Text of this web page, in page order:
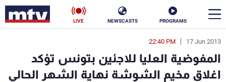
PROGRAMS
NEWSCASTS
LIVE
17 Jun 2013
22:40 PM
المفوضية العليا للاجئين بتونس تؤكد
اغلاق مخيم الشوشة نهاية الشهر الحالي
en
الأخبار